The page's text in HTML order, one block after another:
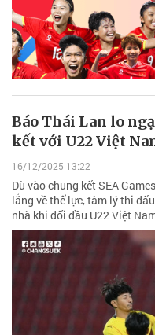
Báo Thái Lan lo
kết với U22 Việt
16/12/2025 13:22
Dù vào chung kết SEA
lắng về thể lực, tâm lý thi
nhà khi đối đầu U22 Việt